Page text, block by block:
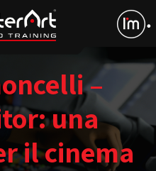
–
una
il cinema